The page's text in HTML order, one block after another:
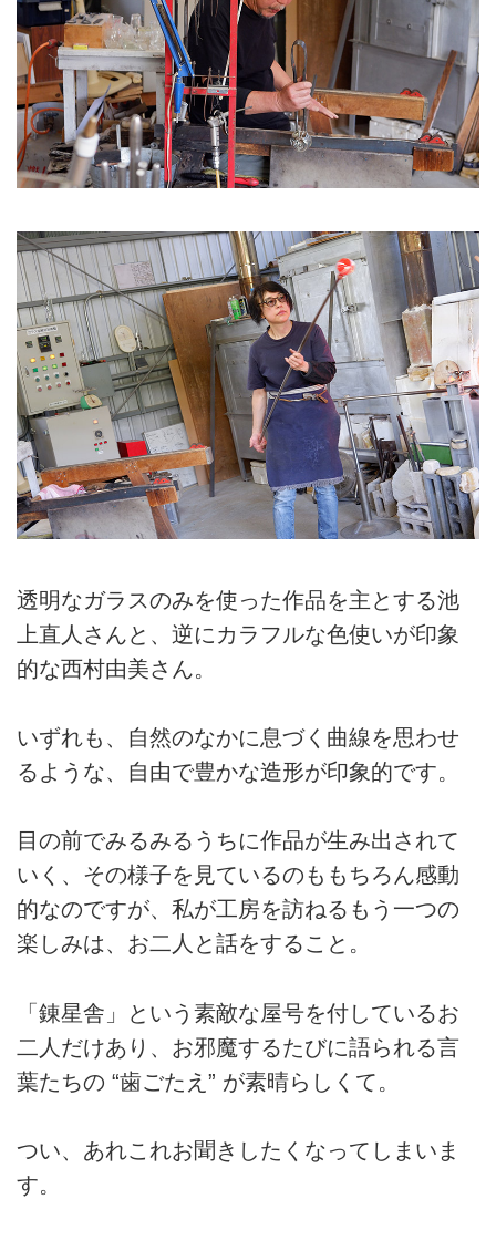
透明なガラスのみを使った作品を主とする池
上直人さんと、逆にカラフルな色使いが印象
的な西村由美さん。
いずれも、自然のなかに息づく曲線を思わせ
るような、自由で豊かな造形が印象的です。
目の前でみるみるうちに作品が生み出されて
いく、その様子を見ているのももちろん感動
的なのですが、私が工房を訪ねるもう一つの
楽しみは、お二人と話をすること。
「錬星舎」という素敵な屋号を付しているお
二人だけあり、お邪魔するたびに語られる言
葉たちの “歯ごたえ” が素晴らしくて。
つい、あれこれお聞きしたくなってしまいま
す。